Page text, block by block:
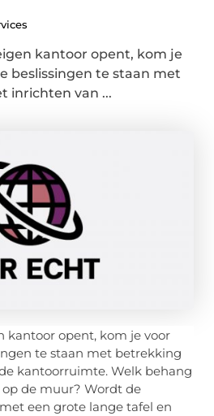
kantoor opent, kom je
beslissingen te staan met
inrichten van ...
kantoor opent, kom je voor
te staan met betrekking
kantoorruimte. Welk behang
de muur? Wordt de
een grote lange tafel en